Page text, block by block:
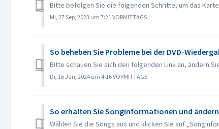
Bitte befolgen Sie die folgenden Schritte, um das
Mi, 27 Sep, 2023 um 7:21 VORMITTAGS
So beheben Sie Probleme bei der DVD-
Bitte schauen Sie sich den folgenden Link an, ändern
Di, 16 Jan, 2024 um 4:16 VORMITTAGS
So erhalten Sie Songinformationen und
Wählen Sie die Songs aus und klicken Sie auf